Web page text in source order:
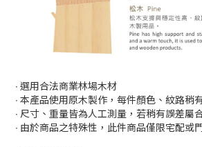
∙ 選用合法商業林場木材
∙ 本產品使用原木製作，每件顏色、紋路稍
∙ 尺寸、重量皆為人工測量，若稍有誤差屬
∙ 由於商品之特殊性，此件商品僅限宅配或